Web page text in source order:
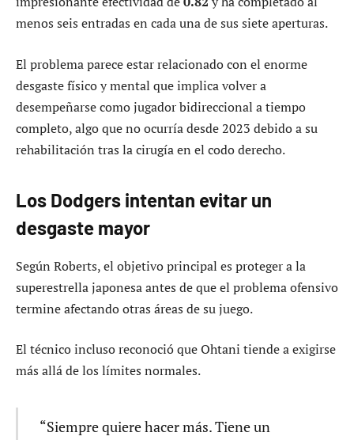
menos seis entradas en cada una de sus siete aperturas.
El problema parece estar relacionado con el enorme
desgaste físico y mental que implica volver a
desempeñarse como jugador bidireccional a tiempo
completo, algo que no ocurría desde 2023 debido a su
rehabilitación tras la cirugía en el codo derecho.
Los Dodgers intentan evitar un
desgaste mayor
Según Roberts, el objetivo principal es proteger a la
superestrella japonesa antes de que el problema ofensivo
termine afectando otras áreas de su juego.
El técnico incluso reconoció que Ohtani tiende a exigirse
más allá de los límites normales.
“Siempre quiere hacer más. Tiene un